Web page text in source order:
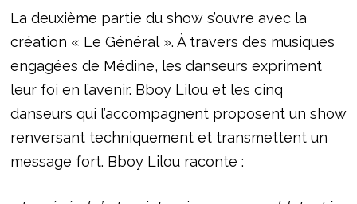
La deuxième partie du show s’ouvre avec la
création « Le Général ». À travers des musiques
engagées de Médine, les danseurs expriment
leur foi en l’avenir. Bboy Lilou et les cinq
danseurs qui l’accompagnent proposent un show
renversant techniquement et transmettent un
message fort. Bboy Lilou raconte :